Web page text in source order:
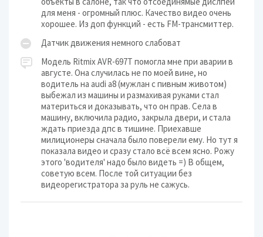
для меня - огромный плюс. Качество видео очень
хорошее. Из доп функций - есть FM-трансмиттер.
Датчик движения немного слабоват
Модель Ritmix AVR-697T помогла мне при аварии в
августе. Она случилась не по моей вине, но
водитель на audi a8 (мужлан с пивным животом)
выбежал из машины и размахивая руками стал
материться и доказывать, что он прав. Села в
машину, включила радио, закрыла двери, и стала
ждать приезда дпс в тишине. Приехавше
милиционеры сначала было поверели ему. Но тут я
показала видео и сразу стало всё всем ясно. Рожу
этого 'водителя' надо было видеть =) В общем,
советую всем. После той ситуации без
видеорегистратора за руль не сажусь.